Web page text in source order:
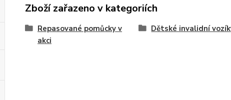
Zboží zařazeno v kategoriích
Repasované pomůcky v
akci
Dětské invalidní